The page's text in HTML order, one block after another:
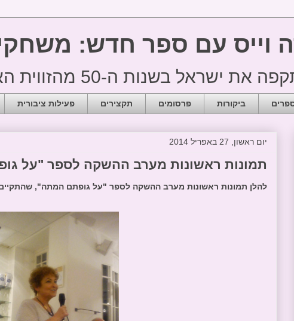
וייס עם ספר חדש:
בשנות ה-50 מהזווית האישית
ביקורות פרסומים תקצירים פעילות ציבורית
יום ראשון, 27 באפריל 2014
תמונות ראשונות מערב ההשקה לספר "על
להלן תמונות ראשונות מערב ההשקה לספר "על גופתם המתה",